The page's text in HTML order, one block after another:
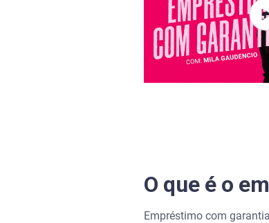
O que é o
Empréstimo com